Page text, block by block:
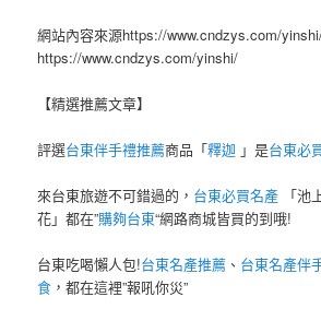
網站內容來源https://www.cndzys.com/
https://www.cndzys.com/yinshi/
【精選推薦文章】
評選台東伴手禮推薦商品「釋迦 」是台東必
來台東旅遊不可錯過的， 台東必買名產 「池
花」都在”購夠台東“網路商城皆買的到哦!
台東吃喝懶人包!台東名產推薦 、 台東名產伴
食 ，都在這裡”報吼你災”